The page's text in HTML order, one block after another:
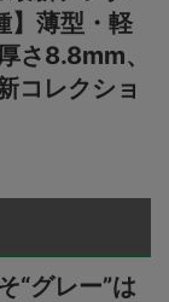
】薄型・軽
さ8.8mm、
コレクショ
“グレー”は